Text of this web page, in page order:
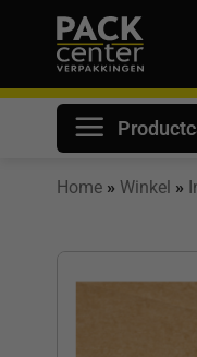
Home » Winkel »